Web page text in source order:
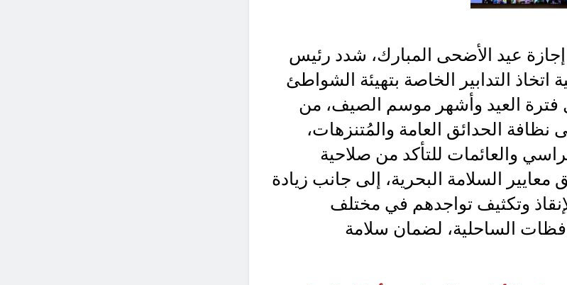
إجازة عيد الأضحى المبارك، شدد رئيس
اتخاذ التدابير الخاصة بتهيئة الشواطئ
فترة العيد وأشهر موسم الصيف، من
نظافة الحدائق العامة والمُتنزهات،
والعائمات للتأكد من صلاحية
معايير السلامة البحرية، إلى جانب زيادة
وتكثيف تواجدهم في مختلف
الساحلية، لضمان سلامة